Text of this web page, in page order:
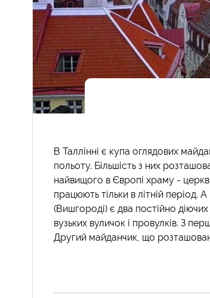
В Таллінні є купа оглядових
польоту. Більшість з них
найвищого в Європі храму -
працюють тільки в літній період.
(Вишгороді) є два постійно
вузьких вуличок і провулків. З
Другий майданчик, що